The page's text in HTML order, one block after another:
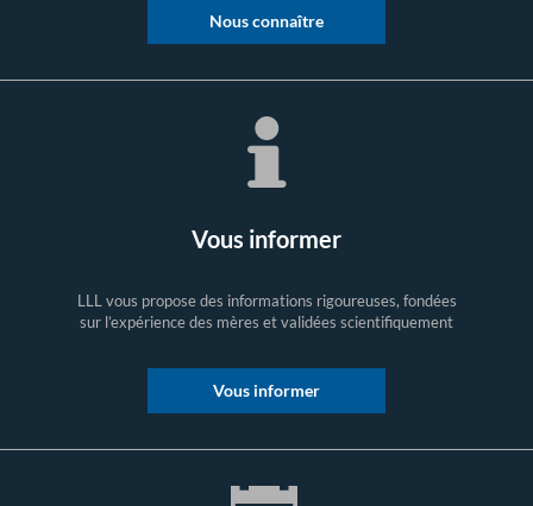
Nous connaître
Vous informer
LLL vous propose des informations rigoureuses, fondées
sur l’expérience des mères et validées scientifiquement
Vous informer